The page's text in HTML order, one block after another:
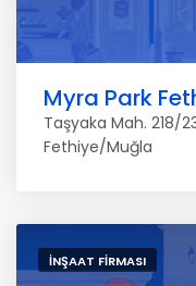
Myra Park
Taşyaka Mah. 218/
Fethiye/Muğla
İNŞAAT FIRMASI